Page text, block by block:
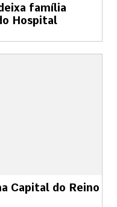
família
Hospital
Capital do Reino